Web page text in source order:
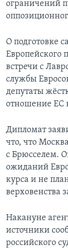
ограничений
О подготовке
Европейского
встречи с
службы
депутаты
отношение ЕС
Дипломат
что, что
с Брюсселем.
ожиданий
курса и не
верховенства
Накануне
источники
российского